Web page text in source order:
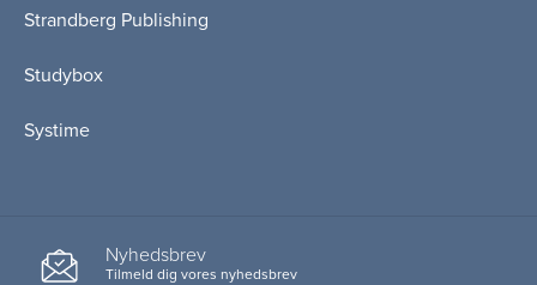
Strandberg Publishing
Studybox
Systime
Nyhedsbrev
Tilmeld dig vores nyhedsbrev